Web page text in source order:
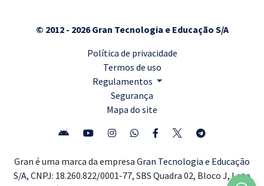
© 2012 - 2026 Gran Tecnologia e Educação S/A
Política de privacidade
Termos de uso
Regulamentos
Segurança
Mapa do site
Gran é uma marca da empresa Gran Tecnologia e Educação
S/A, CNPJ: 18.260.822/0001-77, SBS Quadra 02, Bloco J, Lote